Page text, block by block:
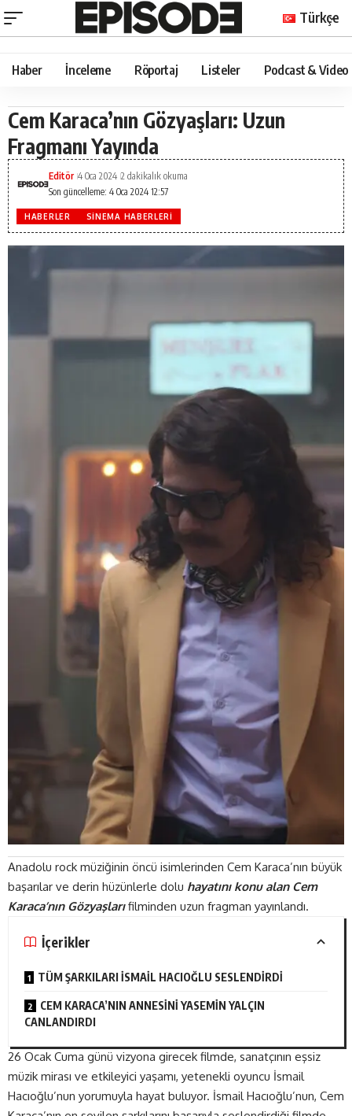
Türkçe
Haber İnceleme Röportaj Listeler Podcast & Video
Cem Karaca’nın Gözyaşları: Uzun
Fragmanı Yayında
Son güncelleme: 4 Oca 2024 12:57
Editör 4 Oca 2024 2 dakikalık okuma
HABERLER SINEMA HABERLERI
Anadolu rock müziğinin öncü isimlerinden Cem Karaca’nın büyük
başarılar ve derin hüzünlerle dolu hayatını konu alan Cem
Karaca’nın Gözyaşlarıfilminden uzun fragman yayınlandı.
İçerikler
TÜM ŞARKILARI İSMAİL HACIOĞLU SESLENDİRDİ
CEM KARACA’NIN ANNESİNİ YASEMİN YALÇIN
CANLANDIRDI
26 Ocak Cuma günü vizyona girecek filmde, sanatçının eşsiz
müzik mirası ve etkileyici yaşamı, yetenekli oyuncu İsmail
Hacıoğlu’nun yorumuyla hayat buluyor. İsmail Hacıoğlu’nun, Cem